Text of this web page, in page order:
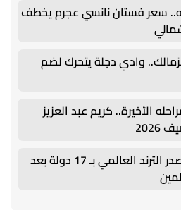
ألف جنيه.. سعر فستان نانسي عجرم يخطف
وادي دجلة يتحرك لضم
الأخيرة.. كريم عبد العزيز
شيرين عبد الوهاب تتصدر الترند العالمي بـ 17 دولة بعد